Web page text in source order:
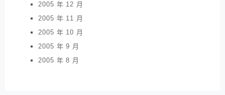
2005 年 12 月
2005 年 11 月
2005 年 10 月
2005 年 9 月
2005 年 8 月